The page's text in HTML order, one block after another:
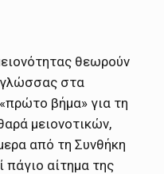
θεωρούν
γλώσσας στα
βήμα» για τη
μειονοτικών,
από τη Συνθήκη
πάγιο αίτημα της